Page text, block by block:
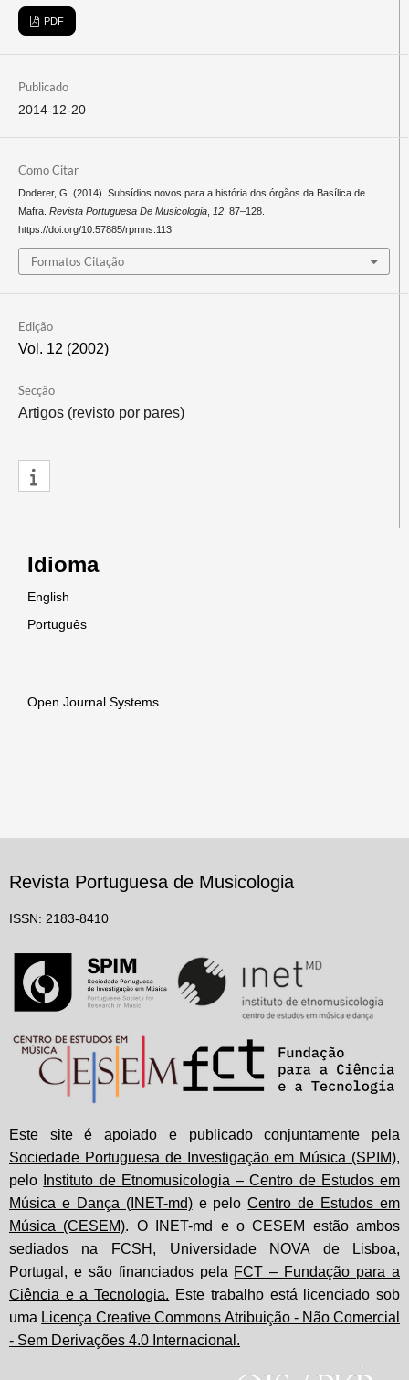
PDF
Publicado
2014-12-20
Como Citar
Doderer, G. (2014). Subsídios novos para a história dos órgãos da Basílica de
Mafra. Revista Portuguesa De Musicologia, 12, 87–128.
https://doi.org/10.57885/rpmns.113
Formatos Citação
Edição
Vol. 12 (2002)
Secção
Artigos (revisto por pares)
Idioma
English
Português
Open Journal Systems
Revista Portuguesa de Musicologia
ISSN: 2183-8410
Este site é apoiado e publicado conjuntamente pela
Sociedade Portuguesa de Investigação em Música (SPIM),
pelo
Instituto de Etnomusicologia – Centro de Estudos em
Música e Dança (INET-md)e peloCentro de Estudos em
Música (CESEM). O INET-md e o CESEM estão ambos
sediados na FCSH, Universidade NOVA de Lisboa,
Portugal, e são financiados pela FCT – Fundação para a
Ciência e a Tecnologia. Este trabalho está licenciado sob
uma Licença Creative Commons Atribuição - Não Comercial
- Sem Derivações 4.0 Internacional.